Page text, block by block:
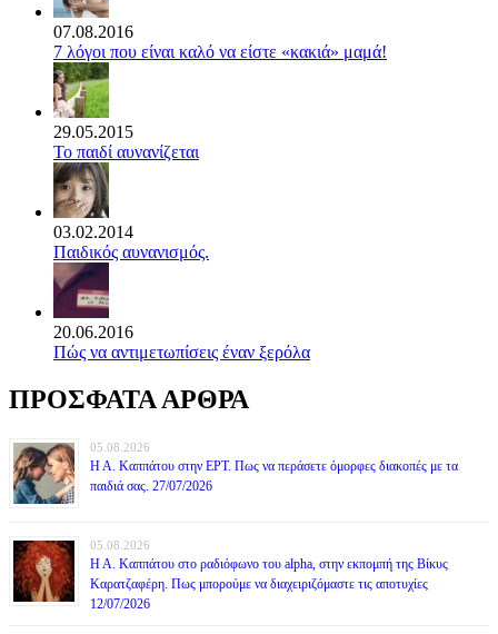
07.08.2016
7 λόγοι που είναι καλό να είστε «κακιά» μαμά!
29.05.2015
Το παιδί αυνανίζεται
03.02.2014
Παιδικός αυνανισμός.
20.06.2016
Πώς να αντιμετωπίσεις έναν ξερόλα
ΠΡΟΣΦΑΤΑ ΑΡΘΡΑ
05.08.2026
Η Α. Καππάτου στην ΕΡΤ. Πως να περάσετε όμορφες διακοπές με τα
παιδιά σας. 27/07/2026
05.08.2026
Η Α. Καππάτου στο ραδιόφωνο του alpha, στην εκπομπή της Βίκυς
Καρατζαφέρη. Πως μπορούμε να διαχειριζόμαστε τις αποτυχίες
12/07/2026